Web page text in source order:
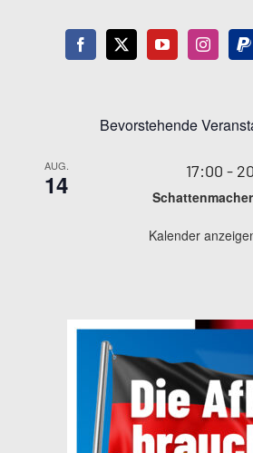
Bevorstehende
AUG.
14 17:00 -
Kalender